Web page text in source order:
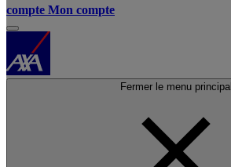
compte Mon compte
Fermer le menu principal